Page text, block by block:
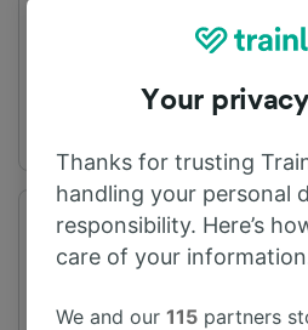
旅程时间
从1h24m
Your
Thanks for trusting
handling your personal
responsibility. Here’s
care of your
We and our115 partners